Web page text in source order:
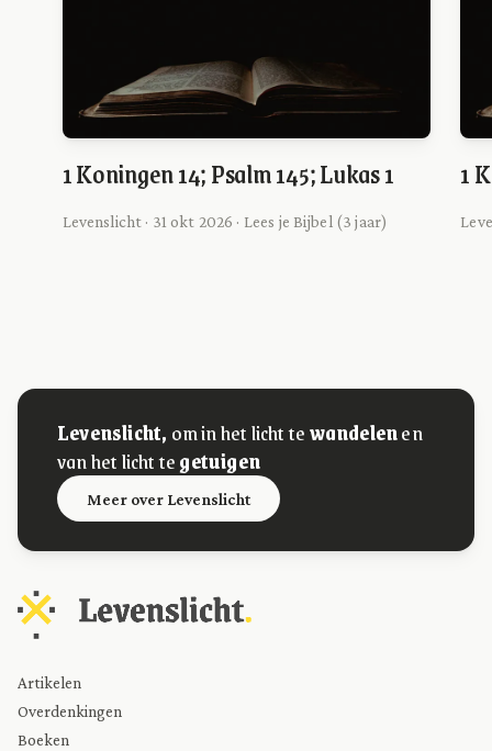
1 Koningen 14; Psalm 145; Lukas 1
Levenslicht · 31 okt 2026 · Lees je Bijbel (3 jaar)
1
Levenslicht, om in het licht tewandelenen
van het licht tegetuigen
Meer over Levenslicht
Artikelen
Overdenkingen
Boeken